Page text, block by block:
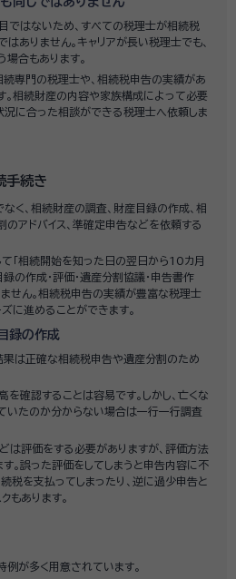
ではないため、すべての税理士が相続税
ありません。キャリアが長い税理士でも、
合もあります。
専門の税理士や、相続税申告の実績があ
。相続財産の内容や家族構成によって必要
況に合った相談ができる税理士へ依頼しま
手続き
く、相続財産の調査、財産目録の作成、相
アドバイス、準確定申告などを依頼する
「相続開始を知った日の翌日から10カ月
録の作成・評価・遺産分割協議・申告書作
せん。相続税申告の実績が豊富な税理士
に進めることができます。
録の作成
果は正確な相続税申告や遺産分割のため
確認することは容易です。しかし、亡くな
いたのか分からない場合は一行一行調査
は評価をする必要がありますが、評価方法
。誤った評価をしてしまうと申告内容に不
税を支払ってしまったり、逆に過少申告と
もあります。
が多く用意されています。